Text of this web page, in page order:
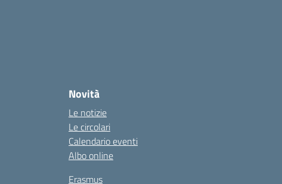
Novità
Le notizie
Le circolari
Calendario eventi
Albo online
Erasmus